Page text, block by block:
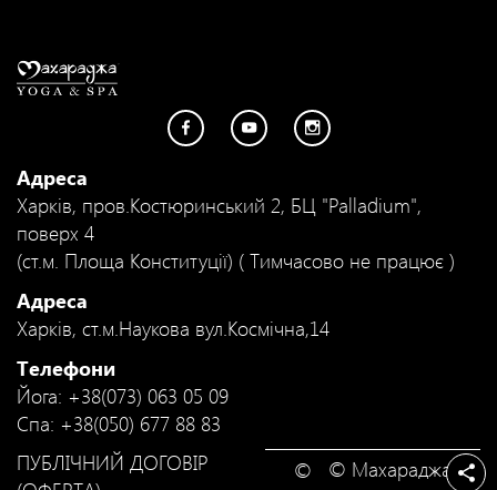
Адреса
Харків, пров.Костюринський 2, БЦ "Palladium",
поверх 4
(ст.м. Площа Конституції) ( Тимчасово не працює )
Адреса
Харків, ст.м.Наукова вул.Космічна,14
Телефони
Йога: +38(073) 063 05 09
Спа: +38(050) 677 88 83
ПУБЛІЧНИЙ ДОГОВІР
© Махараджа